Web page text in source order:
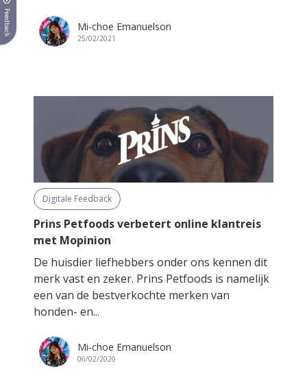
Mi-choe Emanuelson
25/02/2021
Digitale Feedback
Prins Petfoods verbetert online klantreis
met Mopinion
De huisdier liefhebbers onder ons kennen dit
merk vast en zeker. Prins Petfoods is namelijk
een van de bestverkochte merken van
honden- en...
Mi-choe Emanuelson
06/02/2020
Feedback